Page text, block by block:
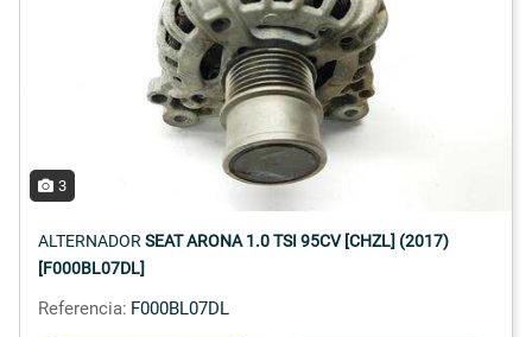
3
ALTERNADOR SEAT ARONA 1.0 TSI 95CV [CHZL] (2017)
[F000BL07DL]
Referencia: F000BL07DL